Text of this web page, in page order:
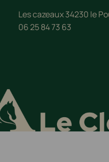
Les cazeaux 34230 le
06 25 84 73 63